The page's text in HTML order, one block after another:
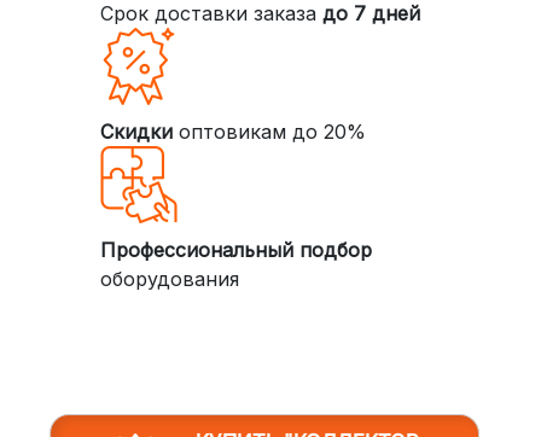
Срок доставки заказа до 7 дней
Скидкиоптовикам до 20%
Профессиональный подбор
оборудования